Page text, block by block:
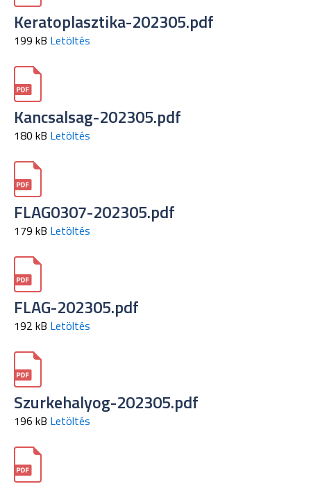
Keratoplasztika-202305.pdf
199 kB Letöltés
Kancsalsag-202305.pdf
180 kB Letöltés
FLAG0307-202305.pdf
179 kB Letöltés
FLAG-202305.pdf
192 kB Letöltés
Szurkehalyog-202305.pdf
196 kB Letöltés